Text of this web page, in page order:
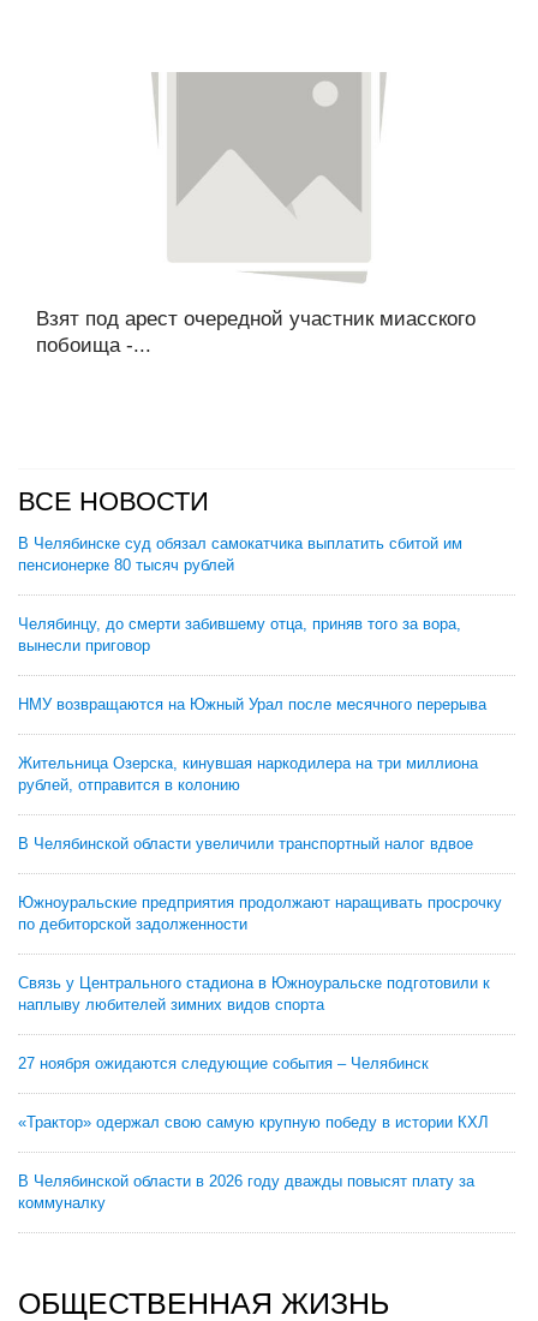
Взят под арест очередной участник миасского
побоища -...
ВСЕ НОВОСТИ
В Челябинске суд обязал самокатчика выплатить сбитой им
пенсионерке 80 тысяч рублей
Челябинцу, до смерти забившему отца, приняв того за вора,
вынесли приговор
НМУ возвращаются на Южный Урал после месячного перерыва
Жительница Озерска, кинувшая наркодилера на три миллиона
рублей, отправится в колонию
В Челябинской области увеличили транспортный налог вдвое
Южноуральские предприятия продолжают наращивать просрочку
по дебиторской задолженности
Связь у Центрального стадиона в Южноуральске подготовили к
наплыву любителей зимних видов спорта
27 ноября ожидаются следующие события – Челябинск
«Трактор» одержал свою самую крупную победу в истории КХЛ
В Челябинской области в 2026 году дважды повысят плату за
коммуналку
ОБЩЕСТВЕННАЯ ЖИЗНЬ